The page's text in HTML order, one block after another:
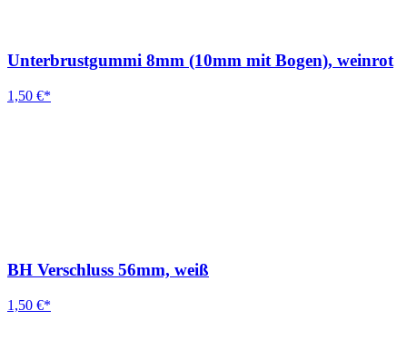
Unterbrustgummi 8mm (10mm mit Bogen), weinrot
1,50 €*
BH Verschluss 56mm, weiß
1,50 €*